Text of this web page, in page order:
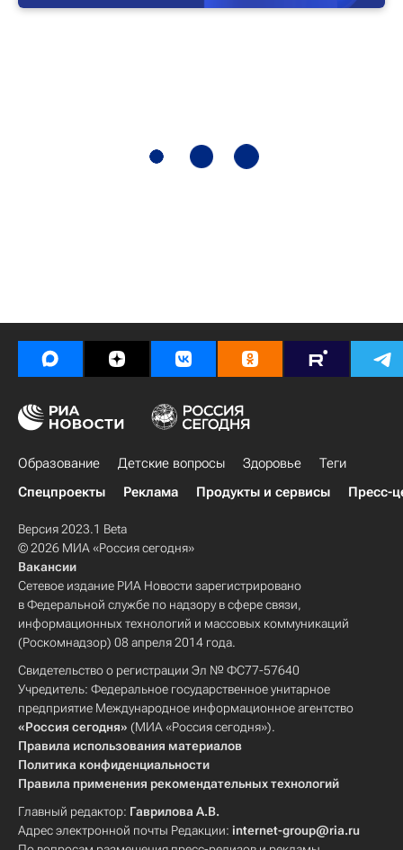
Образование Детские вопросы Здоровье
Теги
Спецпроекты
Реклама Продукты и сервисы Пресс-
Версия 2023.1 Beta
© 2026 МИА «Россия сегодня»
Вакансии
Сетевое издание РИА Новости зарегистрировано
в Федеральной службе по надзору в сфере связи,
информационных технологий и массовых коммуникаций
(Роскомнадзор) 08 апреля 2014 года.
Свидетельство о регистрации Эл № ФС77-57640
Учредитель: Федеральное государственное унитарное
предприятие Международное информационное агентство
«Россия сегодня» (МИА «Россия сегодня»).
Правила использования материалов
Политика конфиденциальности
Правила применения рекомендательных технологий
Главный редактор: Гаврилова А.В.
Адрес электронной почты Редакции: internet-group@ria.ru